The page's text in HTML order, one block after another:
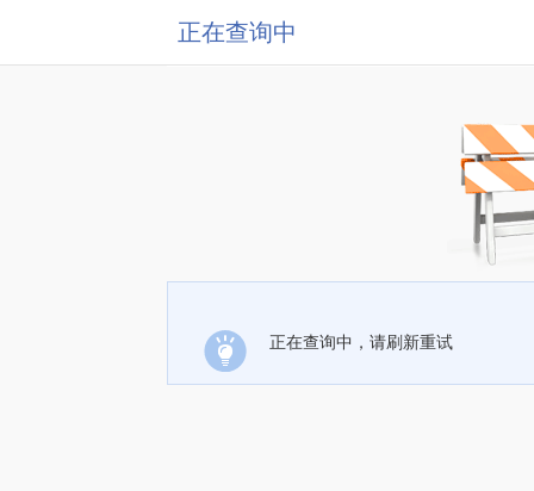
正在查询中
正在查询中，请刷新重试